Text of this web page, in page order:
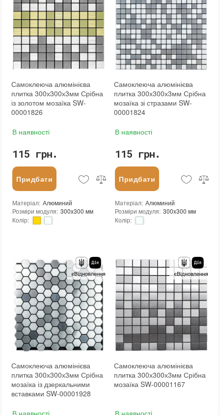
Товщина чіпа: 3 мм
Площа модуля: 0,09 м²
Країна виробника: Китай
Бренд: Sticker Wall
Тип поверхні: Матова
: новий
: Зі знижкою
Товщина чіпа: 3 мм
Площа модуля: 0,09 м²
Країна виробника: Китай
Бренд: Sticker Wall
Тип поверхні: Матова
: новий
: Зі знижкою
Самоклеюча алюмінієва
плитка 300х300х3мм Срібна
із золотом мозаїка SW-
00001826
В наявності
115 грн.
Придбати
Матеріал: Алюминий
Розміри модуля: 300x300 мм
Колір:
Основа: Самоклейка
Призначення:
В інтер'єрі, Для лазні, Для басейну, Для ванної кімнати та туалету, Для вітальні, Для душової, Для кухні, Для спальні, Для фартуха
Вага модуля: 0.2 кг
Товщина чіпа: 3 мм
Площа модуля: 0,09 м²
Країна виробника: Китай
Бренд: Sticker Wall
Тип поверхні: Матова
новий
Зі знижкою
Самоклеюча алюмінієва
плитка 300х300х3мм Срібна
мозаїка зі стразами SW-
00001824
В наявності
115 грн.
Придбати
Матеріал: Алюминий
Розміри модуля: 300x300 мм
Колір:
Основа
Самоклейка
Призначення:
В інтер'єрі, Для лазні, Для басейну, Для ванної кімнати та туалету, Для вітальні, Для душової, Для кухні, Для спальні, Для фартуха
Вага модуля: 0.2 кг
Товщина чіпа: 3 мм
Площа модуля: 0,09 м²
Країна виробника: Китай
Бренд: Sticker Wall
Тип поверхні: Матова
: новий
Самоклеюча алюмінієва
плитка 300х300х3мм Срібна
мозаїка із дзеркальними
вставками SW-00001928
В наявності
Самоклеюча алюмінієва
плитка 300х300х3мм Срібна
мозаїка SW-00001167
В наявності